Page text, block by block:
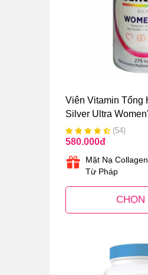
Viên Vitamin Tổng
Silver Ultra
Nữ Giới Trên 50
(54)
580.000đ
Mặt Nạ
Từ Pháp
CHỌN